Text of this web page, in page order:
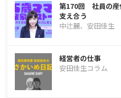
第170回 社員の産
支え合う
中辻麗、安田佳生
経営者の仕事
安田佳生コラム